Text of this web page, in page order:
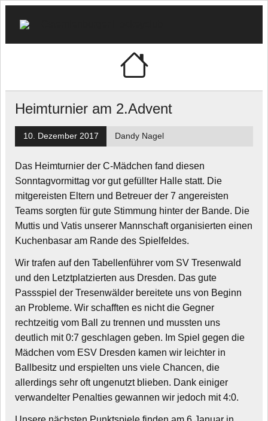
Skip
content
Heimturnier am 2.Advent
10. Dezember 2017 Dandy Nagel
Das Heimturnier der C-Mädchen fand diesen
Sonntagvormittag vor gut gefüllter Halle statt. Die
mitgereisten Eltern und Betreuer der 7 angereisten
Teams sorgten für gute Stimmung hinter der Bande. Die
Muttis und Vatis unserer Mannschaft organisierten einen
Kuchenbasar am Rande des Spielfeldes.
Wir trafen auf den Tabellenführer vom SV Tresenwald
und den Letztplatzierten aus Dresden. Das gute
Passspiel der Tresenwälder bereitete uns von Beginn
an Probleme. Wir schafften es nicht die Gegner
rechtzeitig vom Ball zu trennen und mussten uns
deutlich mit 0:7 geschlagen geben. Im Spiel gegen die
Mädchen vom ESV Dresden kamen wir leichter in
Ballbesitz und erspielten uns viele Chancen, die
allerdings sehr oft ungenutzt blieben. Dank einiger
verwandelter Penalties gewannen wir jedoch mit 4:0.